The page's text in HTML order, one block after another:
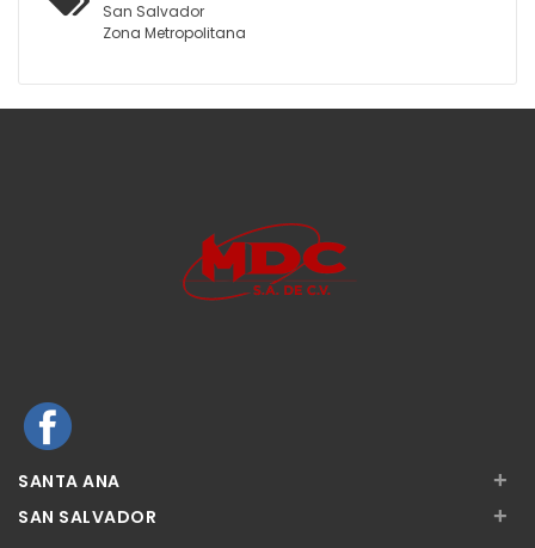
San Salvador
Zona Metropolitana
SANTA ANA +
SAN SALVADOR +